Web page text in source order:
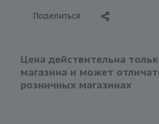
Поделиться
Цена действительна
магазина и может
розничных магазинах